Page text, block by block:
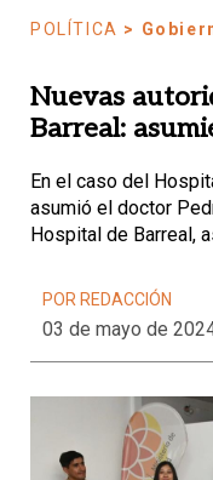
POLÍTICA >
Nuevas
Barreal:
En el caso del
asumió el doctor
Hospital de Barreal,
POR REDACCIÓN
03 de mayo de